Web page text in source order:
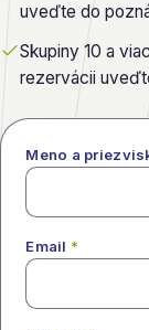
uveďte do
Skupiny 10 a
rezervácii
Meno a
Email *